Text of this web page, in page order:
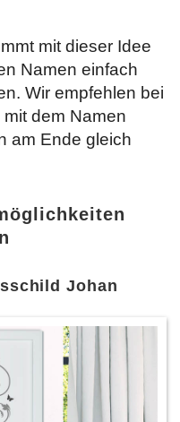
mit dieser Idee
Namen einfach
Wir empfehlen bei
dem Namen
am Ende gleich
Johan